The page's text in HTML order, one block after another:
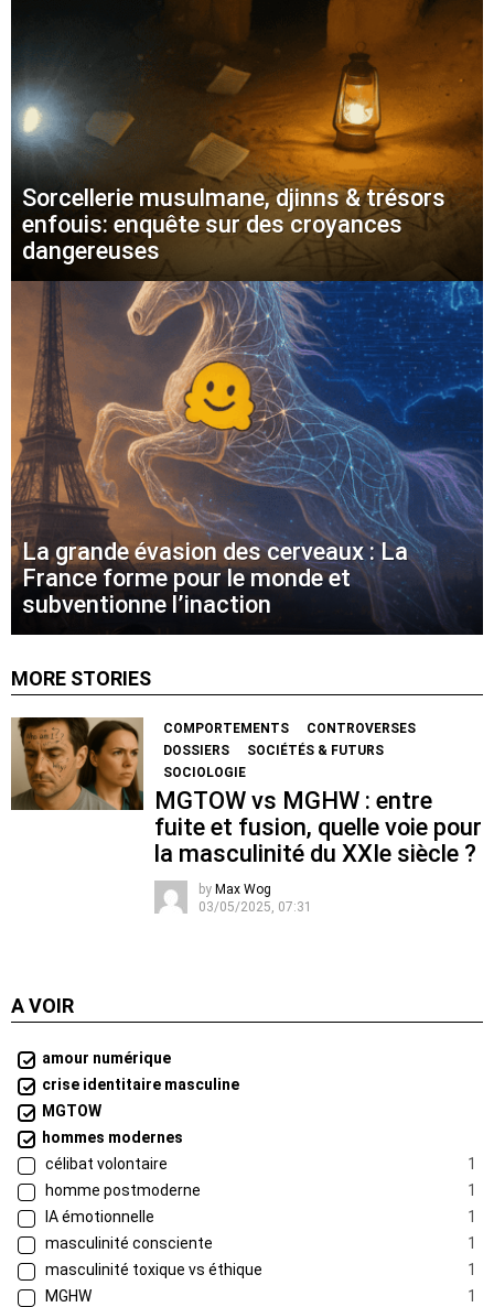
Sorcellerie musulmane, djinns & trésors
enfouis: enquête sur des croyances
dangereuses
La grande évasion des cerveaux : La
France forme pour le monde et
subventionne l’inaction
MORE STORIES
COMPORTEMENTS
CONTROVERSES
DOSSIERS
SOCIÉTÉS & FUTURS
SOCIOLOGIE
MGTOW vs MGHW : entre
fuite et fusion, quelle voie pour
la masculinité du XXIe siècle ?
by Max Wog
03/05/2025, 07:31
A VOIR
amour numérique
crise identitaire masculine
MGTOW
hommes modernes
célibat volontaire
1
homme postmoderne
1
IA émotionnelle
1
masculinité consciente
1
masculinité toxique vs éthique
1
MGHW
1